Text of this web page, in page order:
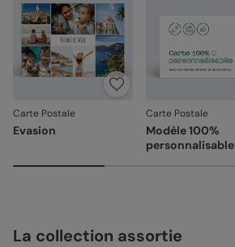
Carte Postale
Evasion
Carte Postale
Modèle 100%
personnalisable
La collection assortie